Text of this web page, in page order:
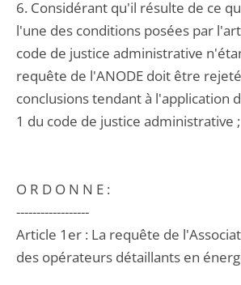
6. Considérant qu'il résulte de ce
l'une des conditions posées par
code de justice administrative
requête de l'ANODE doit être
conclusions tendant à l'application
1 du code de justice administrative ;
O R D O N N E :
------------------
Article 1er : La requête de
des opérateurs détaillants en